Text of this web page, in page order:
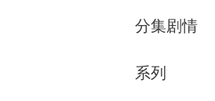
分集剧情
系列